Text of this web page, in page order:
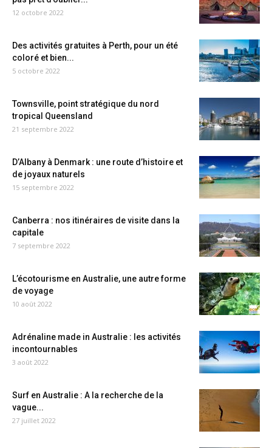
12 octobre 2022
Des activités gratuites à Perth, pour un été
coloré et bien...
5 octobre 2022
Townsville, point stratégique du nord
tropical Queensland
21 septembre 2022
D’Albany à Denmark : une route d’histoire et
de joyaux naturels
15 septembre 2022
Canberra : nos itinéraires de visite dans la
capitale
7 septembre 2022
L’écotourisme en Australie, une autre forme
de voyage
10 août 2022
Adrénaline made in Australie : les activités
incontournables
3 août 2022
Surf en Australie : A la recherche de la
vague...
27 juillet 2022